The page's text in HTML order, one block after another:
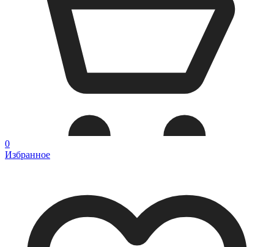
0
Избранное